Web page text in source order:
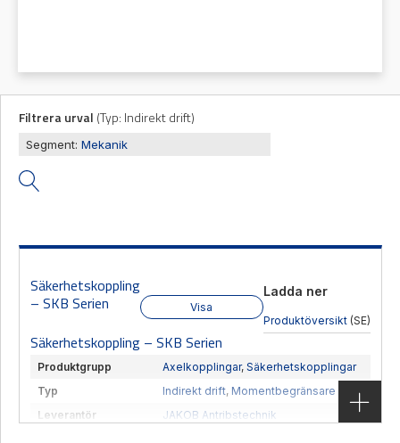
Offertförfrågan
Givare
Filtrera urval (Typ: Indirekt drift)
Segment: Mekanik
Säkerhetskoppling
– SKB Serien
Visa
Ladda ner
Produktöversikt(SE)
Säkerhetskoppling – SKB Serien
Produktgrupp Axelkopplingar, Säkerhetskopplingar
Typ
Indirekt drift, Momentbegränsare
Leverantör
JAKOB Antribstechnik